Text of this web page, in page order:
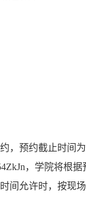
预约截止时间为
，学院将根据
间允许时，按现